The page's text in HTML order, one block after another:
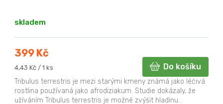
hodnocení
je
5,0
5
hvězdiček.
skladem
399 Kč
Měrná
4,43 Kč / 1 ks Do košíku
Tribulus terrestris je mezi starými kmeny známá jako léčivá
rostlina používaná jako afrodiziakum. Studie dokázaly, že
užíváním Tribulus terrestris je možné zvýšit hladinu...